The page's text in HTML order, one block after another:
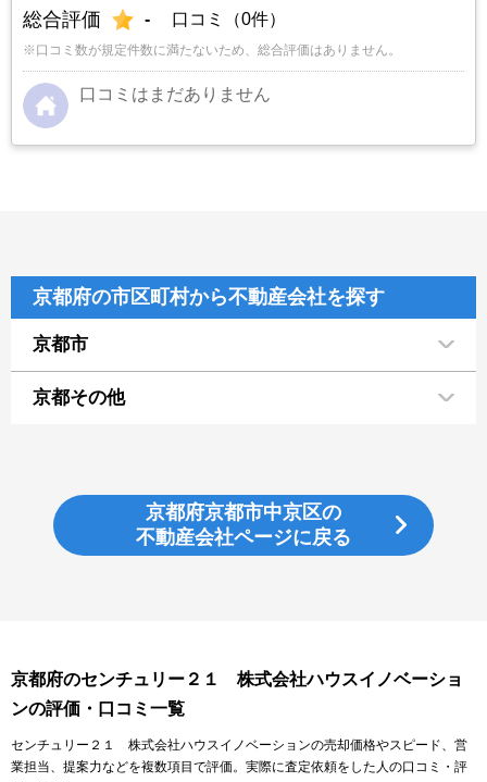
総合評価 - 口コミ（0件）
※口コミ数が規定件数に満たないため、総合評価はありません。
口コミはまだありません
京都府の市区町村から不動産会社を探す
京都市
京都その他
京都府京都市中京区の
不動産会社ページに戻る
京都府のセンチュリー２１ 株式会社ハウスイノベーショ
ンの評価・口コミ一覧
センチュリー２１ 株式会社ハウスイノベーションの売却価格やスピード、営
業担当、提案力などを複数項目で評価。実際に査定依頼をした人の口コミ・評